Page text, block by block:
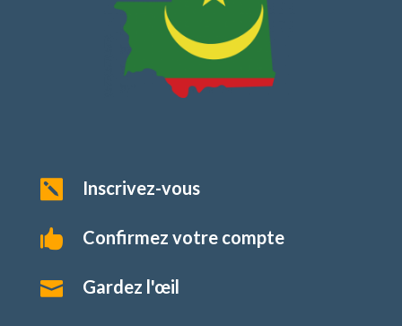
 Inscrivez-vous
 Confirmez votre compte
 Gardez l'œil